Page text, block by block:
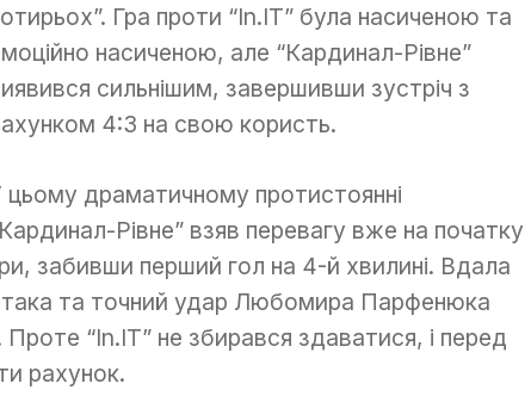
Гра проти “In.IT” була насиченою та
насиченою, але “Кардинал-Рівне”
сильнішим, завершивши зустріч з
4:3 на свою користь.
цьому драматичному протистоянні
Рівне” взяв перевагу вже на початку
забивши перший гол на 4-й хвилині. Вдала
та точний удар Любомира Парфенюка
“In.IT” не збирався здаватися, і перед
рахунок.